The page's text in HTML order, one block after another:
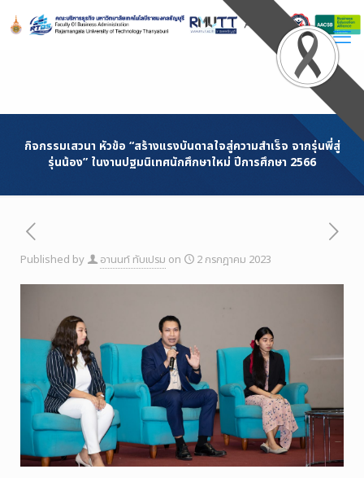
Content
กิจกรรมเสวนา หัวข้อ “สร้างแรงบันดาลใจสู่ความสำเร็จ จากรุ่นพี่สู่
รุ่นน้อง” ในงานปฐมนิเทศนักศึกษาใหม่ ปีการศึกษา 2566
Published by อานนท์ ทับเปรม on 2 กรกฎาคม 2023